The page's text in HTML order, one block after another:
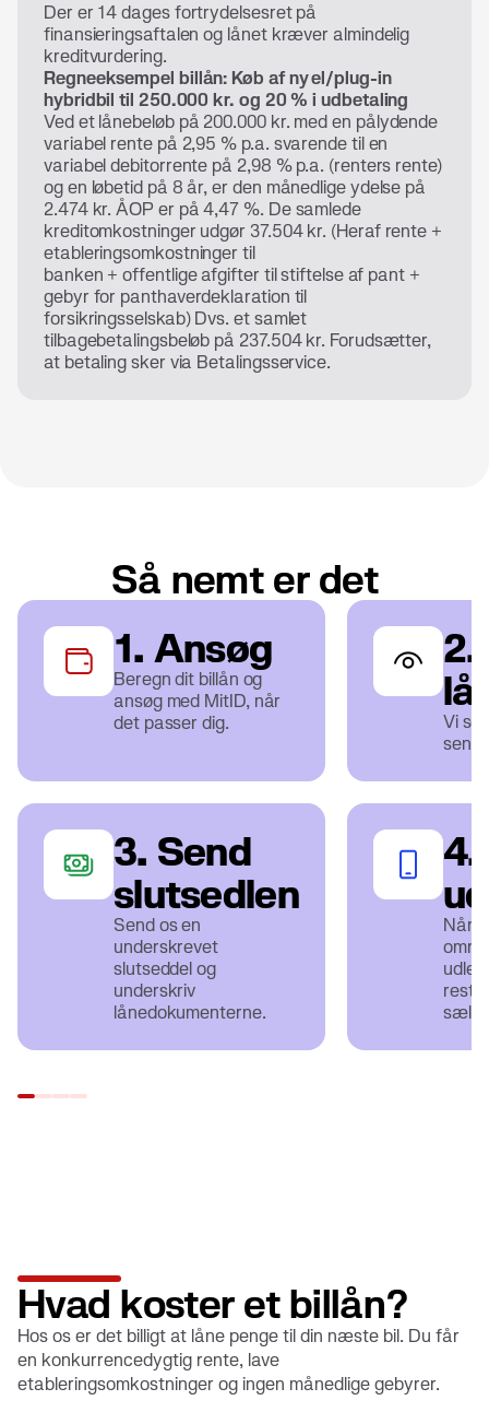
Der er 14 dages fortrydelsesret på
finansieringsaftalen og lånet kræver almindelig
kreditvurdering.
Regneeksempel billån: Køb af ny el/plug-in
hybridbil til 250.000 kr. og 20 % i udbetaling
Ved et lånebeløb på 200.000 kr. med en pålydende
variabel rente på 2,95 % p.a. svarende til en
variabel debitorrente på 2,98 % p.a. (renters rente)
og en løbetid på 8 år, er den månedlige ydelse på
2.474 kr. ÅOP er på 4,47 %. De samlede
kreditomkostninger udgør 37.504 kr. (Heraf rente +
etableringsomkostninger til
banken + offentlige afgifter til stiftelse af pant +
gebyr for panthaverdeklaration til
forsikringsselskab) Dvs. et samlet
tilbagebetalingsbeløb på 237.504 kr. Forudsætter,
at betaling sker via Betalingsservice.
Så nemt er det
1. Ansøg
Beregn dit billån og
ansøg med MitID, når
det passer dig.
2.
Vi
3. Send
slutsedlen
Send os en
underskrevet
slutseddel og
underskriv
lånedokumenterne.
4.
Når
Hvad koster et billån?
Hos os er det billigt at låne penge til din næste bil. Du får
en konkurrencedygtig rente, lave
etableringsomkostninger og ingen månedlige gebyrer.